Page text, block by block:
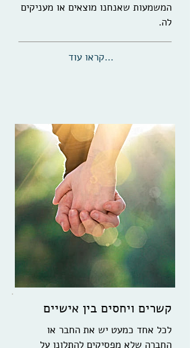
המשמעות שאנחנו מוצאים או מעניקים
לה.
...קראו עוד
קשרים ויחסים בין אישיים
לכל אחד כמעט יש את החבר או
החברה שלא מפסיקים להתלונן על